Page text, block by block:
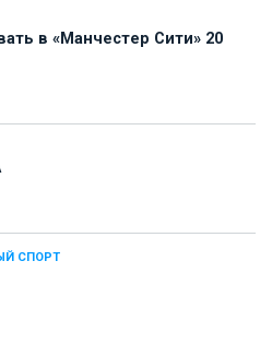
в «Манчестер Сити» 20
СПОРТ